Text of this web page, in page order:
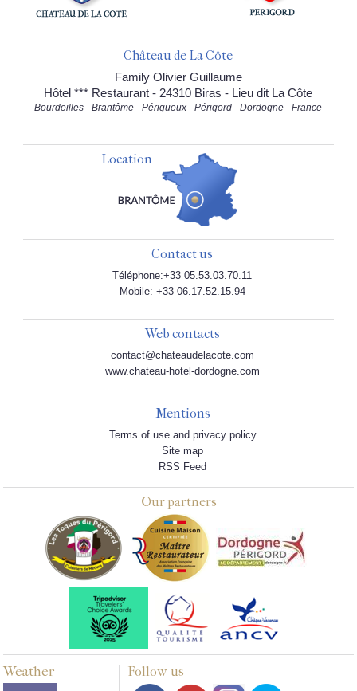
Château de La Côte
Family Olivier Guillaume
Hôtel *** Restaurant - 24310 Biras - Lieu dit La Côte
Bourdeilles - Brantôme - Périgueux - Périgord - Dordogne - France
Location
Contact us
Téléphone:+33 05.53.03.70.11
Mobile: +33 06.17.52.15.94
Web contacts
contact@chateaudelacote.com
www.chateau-hotel-dordogne.com
Mentions
Terms of use and privacy policy
Site map
RSS Feed
Our partners
Weather Follow us